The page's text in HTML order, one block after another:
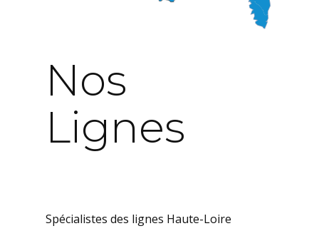
Nos
Lignes
(43) - Rhône (69), Haute-Loire (43) -